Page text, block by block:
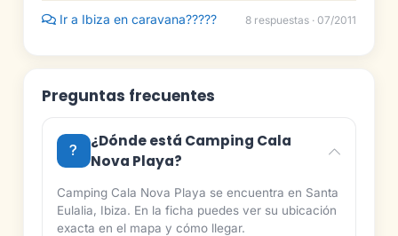
Ir a Ibiza en caravana????? 8 respuestas · 07/2011
Preguntas frecuentes
¿Dónde está Camping Cala
Nova Playa?
Camping Cala Nova Playa se encuentra en Santa
Eulalia, Ibiza. En la ficha puedes ver su ubicación
exacta en el mapa y cómo llegar.